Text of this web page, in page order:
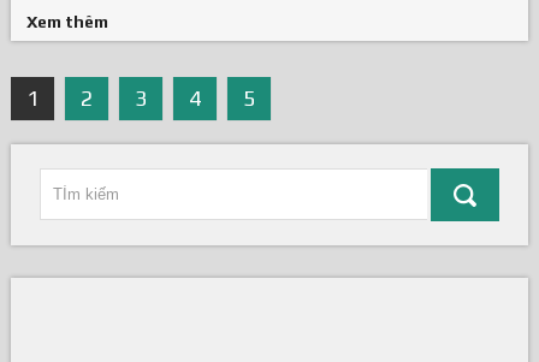
Xem thêm
1 2 3 4 5